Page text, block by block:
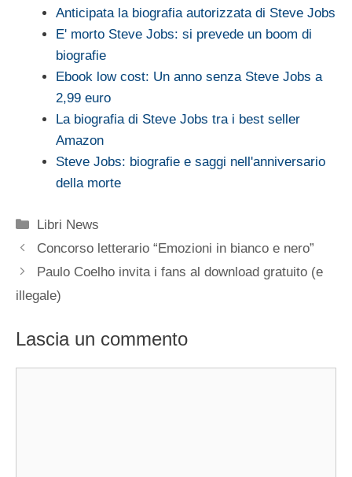
Anticipata la biografia autorizzata di Steve Jobs
E' morto Steve Jobs: si prevede un boom di
biografie
Ebook low cost: Un anno senza Steve Jobs a
2,99 euro
La biografia di Steve Jobs tra i best seller
Amazon
Steve Jobs: biografie e saggi nell'anniversario
della morte
Categorie
Libri News
Concorso letterario “Emozioni in bianco e nero”
Paulo Coelho invita i fans al download gratuito (e
illegale)
Lascia un commento